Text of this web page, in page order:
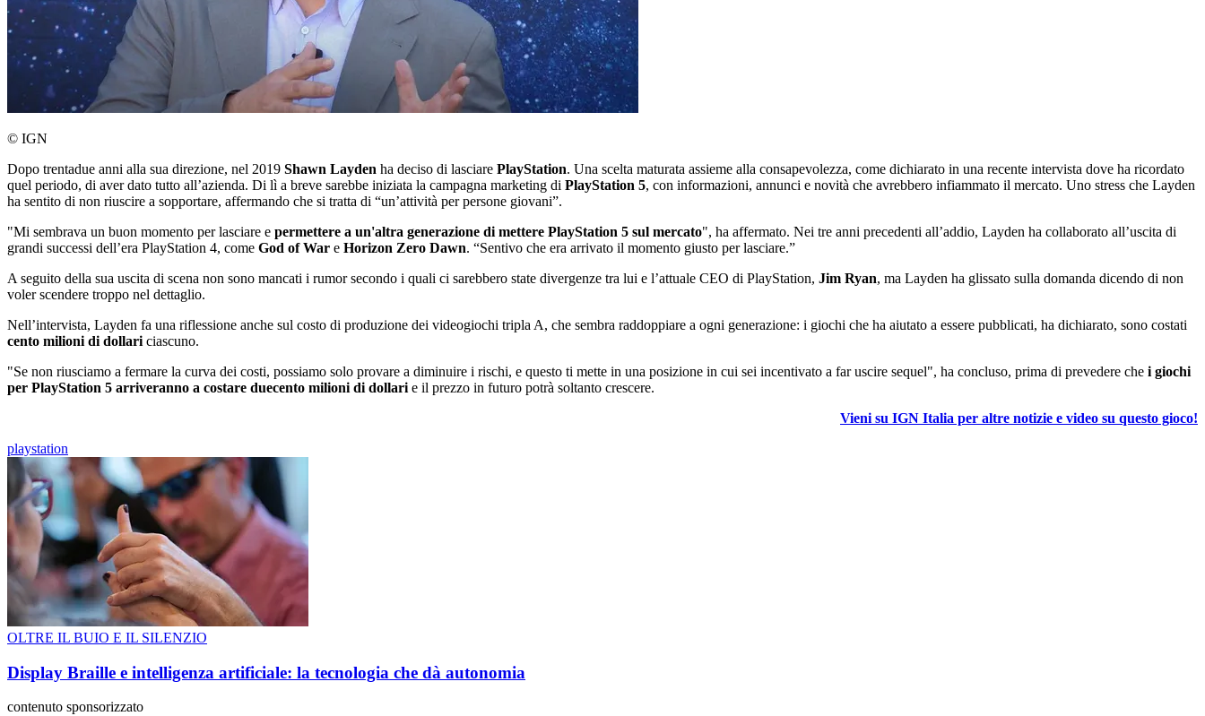
© IGN
Dopo trentadue anni alla sua direzione, nel 2019 Shawn Layden ha deciso di lasciare PlayStation. Una scelta maturata assieme alla consapevolezza, come dichiarato in una recente intervista dove ha ricordato
quel periodo, di aver dato tutto all’azienda. Di lì a breve sarebbe iniziata la campagna marketing di PlayStation 5, con informazioni, annunci e novità che avrebbero infiammato il mercato. Uno stress che Layden
ha sentito di non riuscire a sopportare, affermando che si tratta di “un’attività per persone giovani”.
"Mi sembrava un buon momento per lasciare e permettere a un'altra generazione di mettere PlayStation 5 sul mercato", ha affermato. Nei tre anni precedenti all’addio, Layden ha collaborato all’uscita di
grandi successi dell’era PlayStation 4, come God of War e Horizon Zero Dawn. “Sentivo che era arrivato il momento giusto per lasciare.”
A seguito della sua uscita di scena non sono mancati i rumor secondo i quali ci sarebbero state divergenze tra lui e l’attuale CEO di PlayStation, Jim Ryan, ma Layden ha glissato sulla domanda dicendo di non
voler scendere troppo nel dettaglio.
Nell’intervista, Layden fa una riflessione anche sul costo di produzione dei videogiochi tripla A, che sembra raddoppiare a ogni generazione: i giochi che ha aiutato a essere pubblicati, ha dichiarato, sono costati
cento milioni di dollari ciascuno.
"Se non riusciamo a fermare la curva dei costi, possiamo solo provare a diminuire i rischi, e questo ti mette in una posizione in cui sei incentivato a far uscire sequel", ha concluso, prima di prevedere che i giochi
per PlayStation 5 arriveranno a costare duecento milioni di dollari e il prezzo in futuro potrà soltanto crescere.
Vieni su IGN Italia per altre notizie e video su questo gioco!
playstation
OLTRE IL BUIO E IL SILENZIO
Display Braille e intelligenza artificiale: la tecnologia che dà autonomia
contenuto sponsorizzato